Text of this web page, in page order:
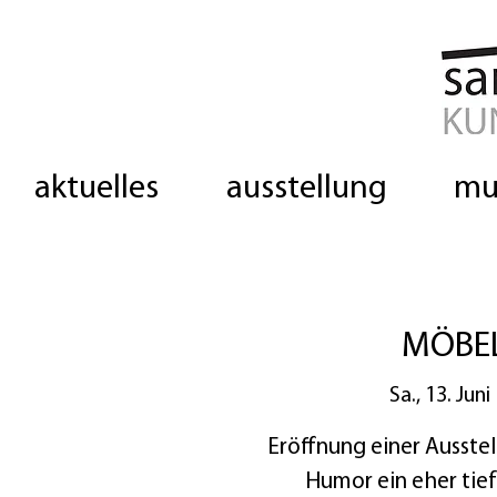
aktuelles ausstellung
Sa., 13. Juni
Eröffnung einer
Humor ein eher